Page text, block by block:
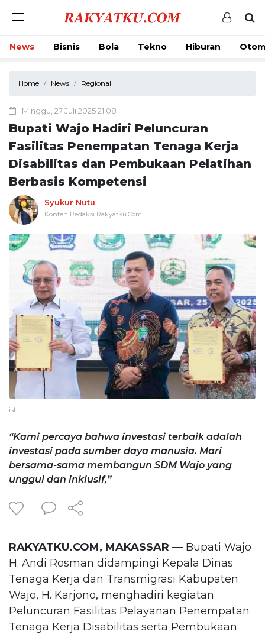
News Bisnis Bola Tekno Hiburan
Home News Regional
Minggu, 27 Juli 2025 21:08
Bupati Wajo Hadiri Peluncuran
Fasilitas Penempatan Tenaga Kerja
Disabilitas dan Pembukaan Pelatihan
Berbasis Kompetensi
Syukur Nutu
Konten Redaksi Rakyatku.Com
ist
“Kami percaya bahwa investasi terbaik adalah
investasi pada sumber daya manusia. Mari
bersama-sama membangun SDM Wajo yang
unggul dan inklusif,”
RAKYATKU.COM, MAKASSAR — Bupati Wajo
H. Andi Rosman didampingi Kepala Dinas
Tenaga Kerja dan Transmigrasi Kabupaten
Wajo, H. Karjono, menghadiri kegiatan
Peluncuran Fasilitas Pelayanan Penempatan
Tenaga Kerja Disabilitas serta Pembukaan